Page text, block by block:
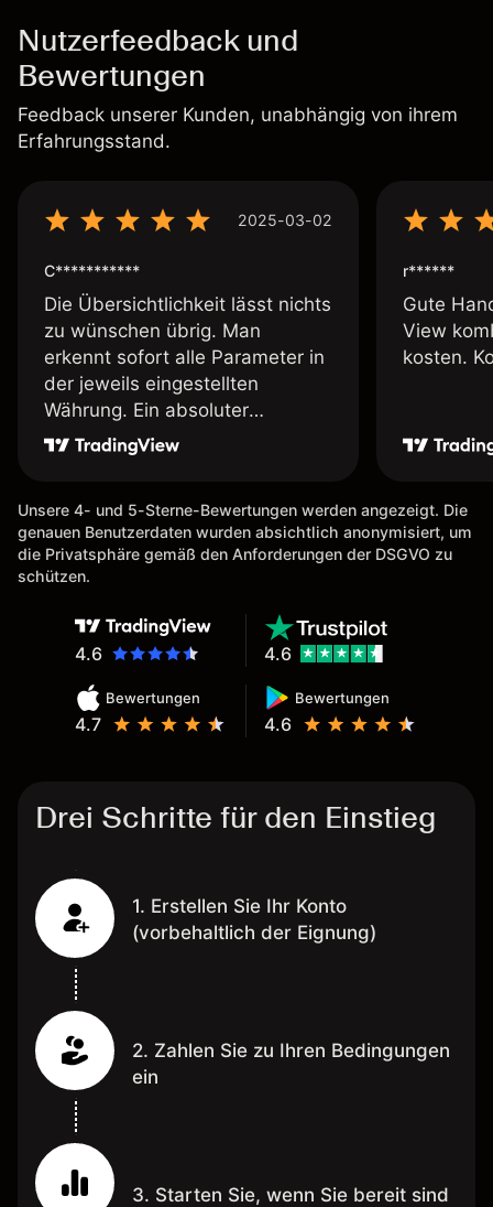
Nutzerfeedback und
Bewertungen
Feedback unserer Kunden, unabhängig von ihrem
Erfahrungsstand.
2025-03-02
C***********
Die Übersichtlichkeit lässt nichts
zu wünschen übrig. Man
erkennt sofort alle Parameter in
der jeweils eingestellten
Währung. Ein absoluter
Pluspunkt an dieser Stelle.
r******
Gute
View
kosten.
Unsere 4- und 5-Sterne-Bewertungen werden angezeigt. Die
genauen Benutzerdaten wurden absichtlich anonymisiert, um
die Privatsphäre gemäß den Anforderungen der DSGVO zu
schützen.
4.6
Bewertungen
4.7
Bewertungen
4.6
4.6
Drei Schritte für den Einstieg
1. Erstellen Sie Ihr Konto
(vorbehaltlich der Eignung)
2. Zahlen Sie zu Ihren Bedingungen
ein
3. Starten Sie, wenn Sie bereit sind